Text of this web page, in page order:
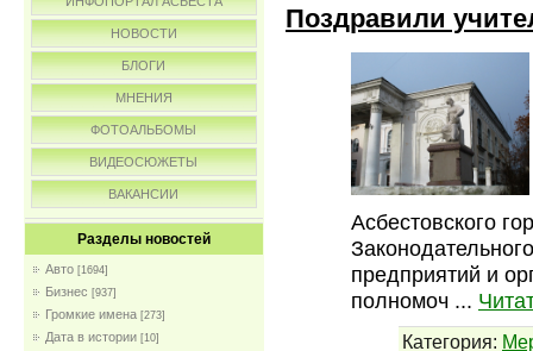
НОВОСТИ
БЛОГИ
МНЕНИЯ
ФОТОАЛЬБОМЫ
ВИДЕОСЮЖЕТЫ
ВАКАНСИИ
Разделы новостей
Авто [1694]
Бизнес [937]
Громкие имена [273]
Дата в истории [10]
Поздравили
Асбестовского
предприятий и
полномоч ...
Категория: